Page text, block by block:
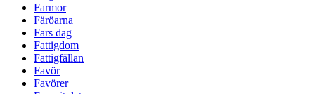
Farmor
Färöarna
Fars dag
Fattigdom
Fattigfällan
Favör
Favörer